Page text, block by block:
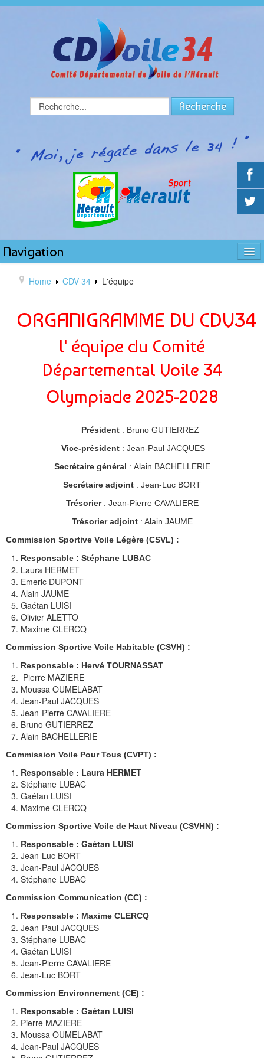
Rechercher Recherche
Navigation
ACCUEIL
CDV 34
Présentation
L'équipe
VOILE LÉGÈRE
Ecole de sport
Réglement Challenge
Le calendrier
INSCRIPTIONS
Résultats
Photos des régates
Photos régate Mèze 2017
Photos régate Salagou 2017
Photos régate Port Camargue Sept 2017
Photos régate Palavas Oct 2017
Handivoile
Les clubs du 34
Stages
Se licencier
HABITABLES
AVIS DE COURSES
OCCITANIA CUP !
Réglement
Calendrier
Résultats
Son Histoire
Les Clubs Habitables
LIENS DIVERS
Conseil Départemental 34
Hérault Sport
CREPS
FFV
Home CDV 34 L'équipe
ORGANIGRAMME DU CDV34
l' équipe du Comité
Départemental Voile 34
Olympiade 2025-2028
Président : Bruno GUTIERREZ
Vice-président : Jean-Paul JACQUES
Secrétaire général : Alain BACHELLERIE
Secrétaire adjoint : Jean-Luc BORT
Trésorier: Jean-Pierre CAVALIERE
Trésorier adjoint: Alain JAUME
Commission Sportive Voile Légère (CSVL) :
Responsable : Stéphane LUBAC
Laura HERMET
Emeric DUPONT
Alain JAUME
Gaétan LUISI
Olivier ALETTO
Maxime CLERCQ
Commission Sportive Voile Habitable (CSVH) :
Responsable : Hervé TOURNASSAT
Pierre MAZIERE
Moussa OUMELABAT
Jean-Paul JACQUES
Jean-Pierre CAVALIERE
Bruno GUTIERREZ
Alain BACHELLERIE
Commission Voile Pour Tous (CVPT) :
Responsable : Laura HERMET
Stéphane LUBAC
Gaétan LUISI
Maxime CLERCQ
Commission Sportive Voile de Haut Niveau (CSVHN) :
Responsable : Gaétan LUISI
Jean-Luc BORT
Jean-Paul JACQUES
Stéphane LUBAC
Commission Communication (CC) :
Responsable : Maxime CLERCQ
Jean-Paul JACQUES
Stéphane LUBAC
Gaétan LUISI
Jean-Pierre CAVALIERE
Jean-Luc BORT
Commission Environnement (CE) :
Responsable : Gaétan LUISI
Pierre MAZIERE
Moussa OUMELABAT
Jean-Paul JACQUES